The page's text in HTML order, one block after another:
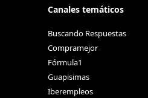
Canales temáticos
Buscando Respuestas
Compramejor
Fórmula1
Guapisimas
Iberempleos